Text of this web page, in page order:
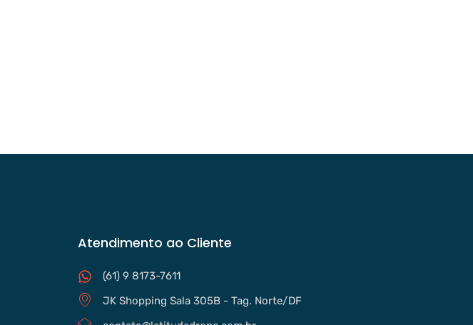
Atendimento ao Cliente
(61) 9 8173-7611
JK Shopping Sala 305B - Tag. Norte/DF